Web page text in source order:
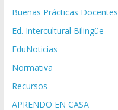
Buenas Prácticas Docentes
Ed. Intercultural Bilingüe
EduNoticias
Normativa
Recursos
APRENDO EN CASA